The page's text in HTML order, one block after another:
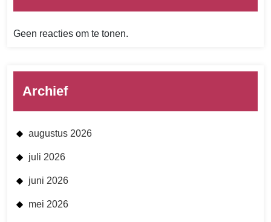
Geen reacties om te tonen.
Archief
augustus 2026
juli 2026
juni 2026
mei 2026